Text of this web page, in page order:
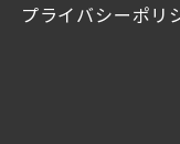
プライバシーポリ